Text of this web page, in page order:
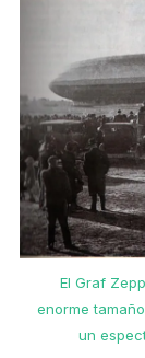
El Graf
enorme
un